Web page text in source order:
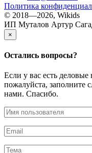
Политика
© 2018—2026, Wikids
ИП Муталов Артур
×
Остались вопросы?
Если у вас есть
пожалуйста, заполните
нами. Спасибо.